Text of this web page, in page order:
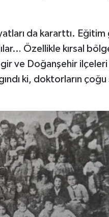
da kararttı.
Özellikle kırsal
ve Doğanşehir ilçeleri
ki, doktorların çoğu